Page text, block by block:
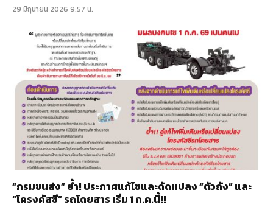
29 มิถุนายน 2026 9:57 น.
“กรมขนส่ง” ย้ำ! ประกาศแก้ไขและดัดแปลง “ตัวถัง” และ
“โครงคัสซี” รถโดยสาร เริ่ม 1 ก.ค.นี้!!